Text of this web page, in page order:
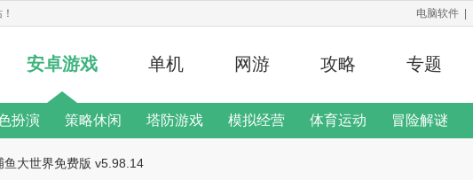
电脑软件
安卓游戏 单机 网游 攻略 专题
扮演 策略休闲 塔防游戏 模拟经营 体育运动 冒险解谜
化游戏 修改器
大世界免费版 v5.98.14